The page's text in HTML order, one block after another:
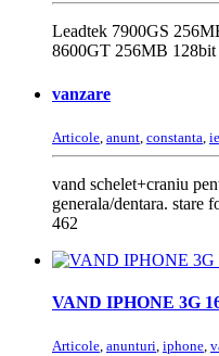
Leadtek 7900GS
8600GT 256MB
vanzare
Articole anunt constanta
vand schelet+craniu
generala/dentara. stare
462
VAND IPHONE 3G
Articole, anunturi, iphone,